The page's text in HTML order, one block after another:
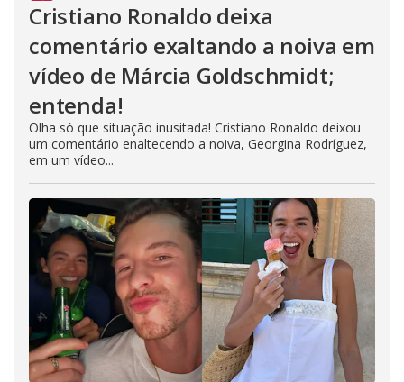
Cristiano Ronaldo deixa
comentário exaltando a noiva em
vídeo de Márcia Goldschmidt;
entenda!
Olha só que situação inusitada! Cristiano Ronaldo deixou
um comentário enaltecendo a noiva, Georgina Rodríguez,
em um vídeo...